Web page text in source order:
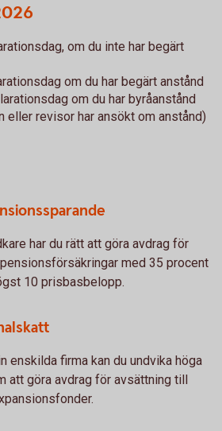
om du inte har begärt
om du har begärt anstånd
om du har byråanstånd
eller revisor har ansökt om anstånd)
har du rätt att göra avdrag för
med 35 procent
10 prisbasbelopp.
enskilda firma kan du undvika höga
att göra avdrag för avsättning till